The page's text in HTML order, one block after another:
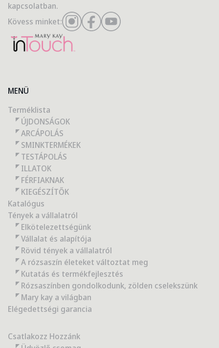
kapcsolatban.
Kövess minket:
MENÜ
Terméklista
ÚJDONSÁGOK
ARCÁPOLÁS
SMINKTERMÉKEK
TESTÁPOLÁS
ILLATOK
FÉRFIAKNAK
KIEGÉSZÍTŐK
Katalógus
Tények a vállalatról
Elkötelezettségünk
Vállalat és alapítója
Rövid tények a vállalatról
A rózsaszín életeket változtat meg
Kutatás és termékfejlesztés
Rózsaszínben gondolkodunk, zölden cselekszünk
Mary kay a világban
Elégedettségi garancia
Csatlakozz Hozzánk